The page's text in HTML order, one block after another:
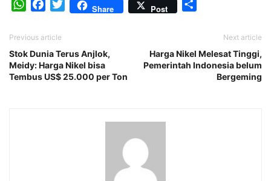
WhatsAppFacebook
TwitterShare Post
Previous article
Stok Dunia Terus Anjlok,
Meidy: Harga Nikel bisa
Tembus US$ 25.000 per Ton
Next article
Harga Nikel Melesat Tinggi,
Pemerintah Indonesia belum
Bergeming